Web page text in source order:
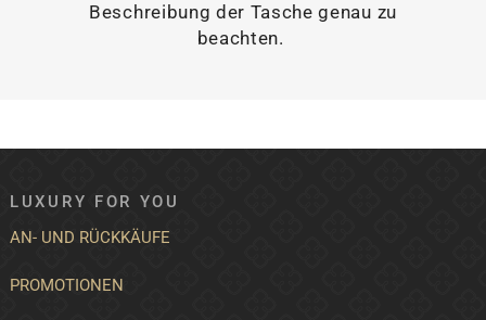
Beschreibung der Tasche genau zu
beachten.
LUXURY FOR YOU
AN- UND RÜCKKÄUFE
PROMOTIONEN